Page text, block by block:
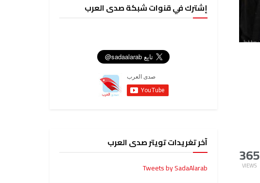
365
VIEWS
إشترك في قنوات شبكة صدى العرب
آخر تغريدات تويتر صدى العرب
Tweets by SadaAlarab